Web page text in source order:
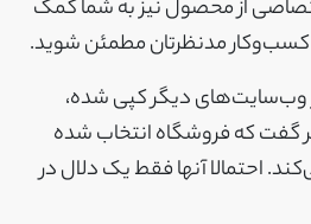
از محصول نیز به شما کمک
کسب‌وکار مدنظرتان مطمئن شوید.
دیگر کپی شده،
گفت که فروشگاه انتخاب شده
احتمالا آنها فقط یک دلال در